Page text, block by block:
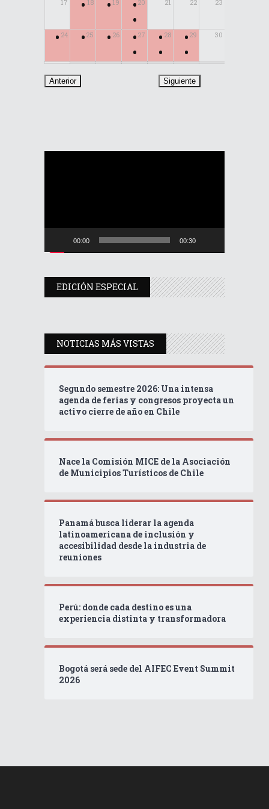
17 18
• 19
• 20
•
•
21 22 23
24
• 25
• 26
• 27
•
•
28
•
•
29
•
•
30
00:00 00:30
EDICIÓN ESPECIAL
NOTICIAS MÁS VISTAS
Segundo semestre 2026: Una intensa
agenda de ferias y congresos proyecta un
activo cierre de año en Chile
Nace la Comisión MICE de la Asociación
de Municipios Turísticos de Chile
Panamá busca liderar la agenda
latinoamericana de inclusión y
accesibilidad desde la industria de
reuniones
Perú: donde cada destino es una
experiencia distinta y transformadora
Bogotá será sede del AIFEC Event Summit
2026